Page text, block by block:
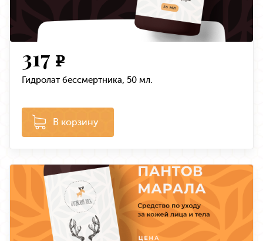
317 e
Гидролат бессмертника, 50 мл.
В корзину